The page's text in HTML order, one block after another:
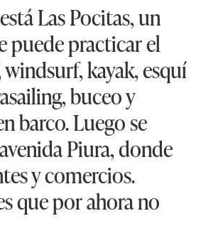
Las Pocitas, un
puede practicar el
kayak, esquí
buceo y
barco. Luego se
Piura, donde
y comercios.
que por ahora no